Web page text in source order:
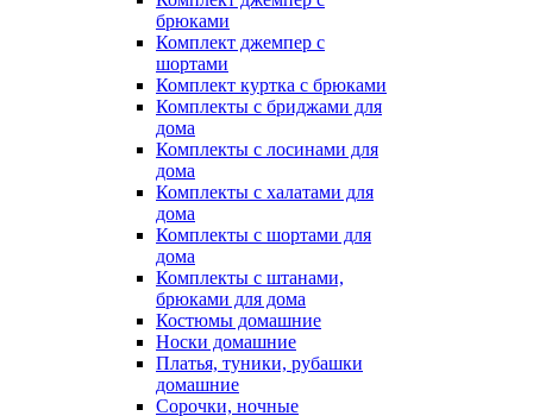
брюками
Комплект джемпер с
шортами
Комплект куртка с брюками
Комплекты с бриджами для
дома
Комплекты с лосинами для
дома
Комплекты с халатами для
дома
Комплекты с шортами для
дома
Комплекты с штанами,
брюками для дома
Костюмы домашние
Носки домашние
Платья, туники, рубашки
домашние
Сорочки, ночные